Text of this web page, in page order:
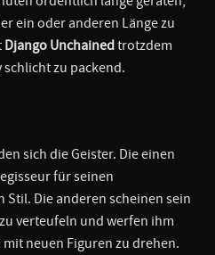
ein oder anderen Länge zu
Django Unchainedtrotzdem
zu packend.
sich die Geister. Die einen
für seinen
Die anderen scheinen sein
verteufeln und werfen ihm
neuen Figuren zu drehen.